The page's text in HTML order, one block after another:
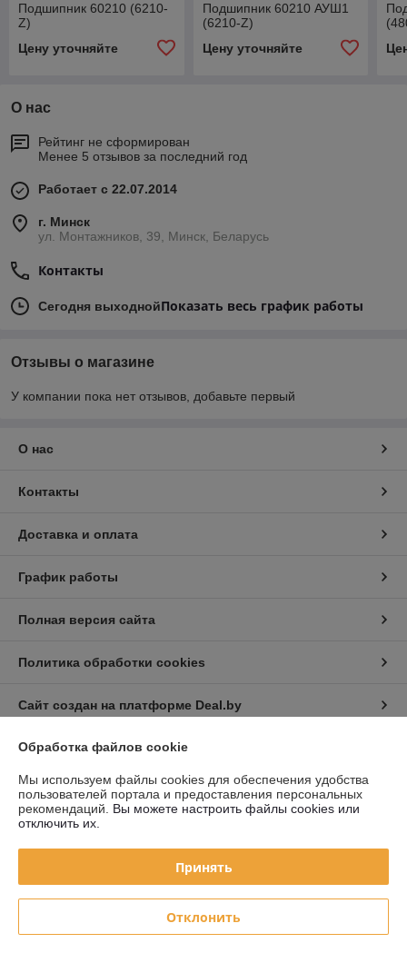
Подшипник 60210 (6210-
Z)
Цену уточняйте
Подшипник 60210 АУШ1
(6210-Z)
Цену уточняйте
О нас
Рейтинг не сформирован
Менее 5 отзывов за последний год
Работает с 22.07.2014
г. Минск
ул. Монтажников, 39, Минск, Беларусь
Контакты
Сегодня выходнойПоказать весь график работы
Отзывы о магазине
У компании пока нет отзывов, добавьте первый
О нас
Контакты
Доставка и оплата
График работы
Полная версия сайта
Политика обработки cookies
Сайт создан на платформе Deal.by
Юридическое лицо:Частное торговое унитарное предприятие «Авто
Голден Лайт»
220019 г. Минск, ул. Монтажников, д. 39
Регистрационный номер ЕГР: 192282909
Регистрационный орган: Минский горисполком
Дата регистрации компании: 03.06.2014
Обработка файлов cookie
Мы используем файлы cookies для обеспечения удобства
пользователей портала и предоставления персональных
рекомендаций. Вы можете настроить файлы cookies или
отключить их.
Принять
Отклонить